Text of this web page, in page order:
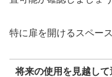
特に扉を開けるスペー
将来の使用を見越して